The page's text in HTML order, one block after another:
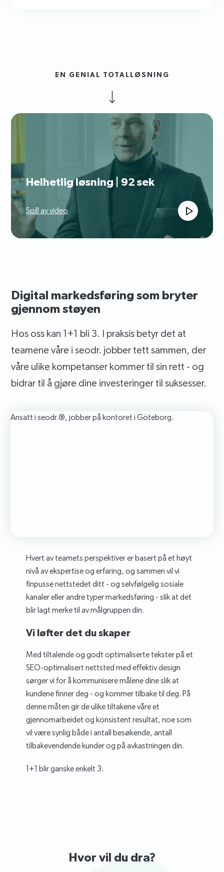
EN GENIAL TOTALLØSNING
Helhetlig løsning | 92 sek
Spill av video
Digital markedsføring som bryter
gjennom støyen
Hos oss kan 1+1 bli 3. I praksis betyr det at
teamene våre i seodr. jobber tett sammen, der
våre ulike kompetanser kommer til sin rett - og
bidrar til å gjøre dine investeringer til suksesser.
Hvert av teamets perspektiver er basert på et høyt
nivå av ekspertise og erfaring, og sammen vil vi
finpusse nettstedet ditt - og selvfølgelig sosiale
kanaler eller andre typer markedsføring - slik at det
blir lagt merke til av målgruppen din.
Vi løfter det du skaper
Med tiltalende og godt optimaliserte tekster på et
SEO-optimalisert nettsted med effektiv design
sørger vi for å kommunisere målene dine slik at
kundene finner deg - og kommer tilbake til deg. På
denne måten gir de ulike tiltakene våre et
gjennomarbeidet og konsistent resultat, noe som
vil være synlig både i antall besøkende, antall
tilbakevendende kunder og på avkastningen din.
1+1 blir ganske enkelt 3.
Hvor vil du dra?